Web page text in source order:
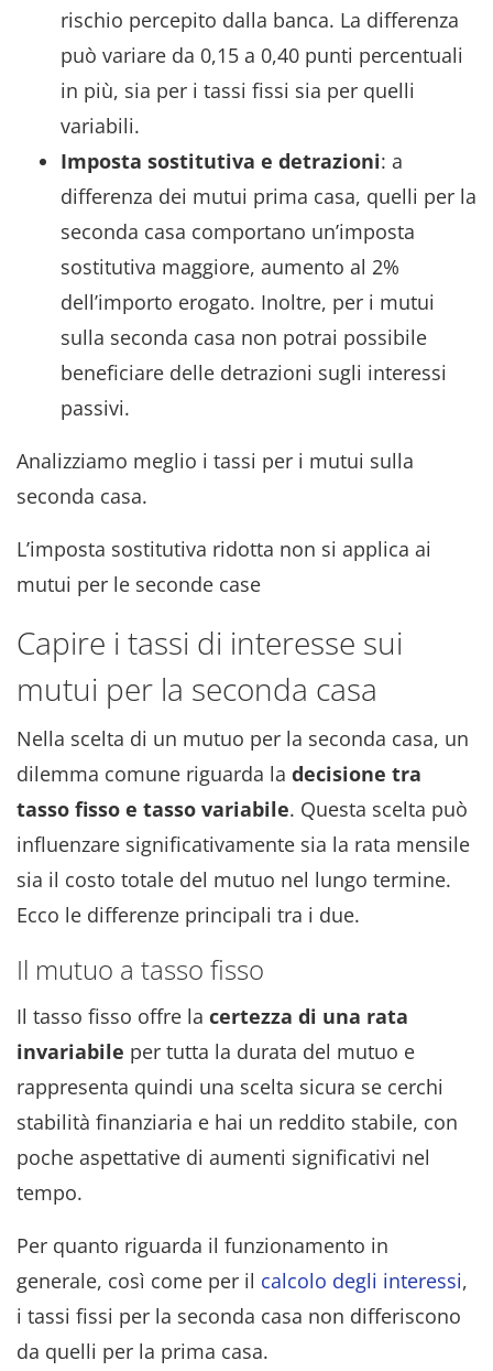
rischio percepito dalla banca. La differenza
può variare da 0,15 a 0,40 punti percentuali
in più, sia per i tassi fissi sia per quelli
variabili.
Imposta sostitutiva e detrazioni: a
differenza dei mutui prima casa, quelli per la
seconda casa comportano un’imposta
sostitutiva maggiore, aumento al 2%
dell’importo erogato. Inoltre, per i mutui
sulla seconda casa non potrai possibile
beneficiare delle detrazioni sugli interessi
passivi.
Analizziamo meglio i tassi per i mutui sulla
seconda casa.
L’imposta sostitutiva ridotta non si applica ai
mutui per le seconde case
Capire i tassi di interesse sui
mutui per la seconda casa
Nella scelta di un mutuo per la seconda casa, un
dilemma comune riguarda la decisione tra
tasso fisso e tasso variabile. Questa scelta può
influenzare significativamente sia la rata mensile
sia il costo totale del mutuo nel lungo termine.
Ecco le differenze principali tra i due.
Il mutuo a tasso fisso
Il tasso fisso offre la certezza di una rata
invariabile per tutta la durata del mutuo e
rappresenta quindi una scelta sicura se cerchi
stabilità finanziaria e hai un reddito stabile, con
poche aspettative di aumenti significativi nel
tempo.
Per quanto riguarda il funzionamento in
generale, così come per il calcolo degli interessi,
i tassi fissi per la seconda casa non differiscono
da quelli per la prima casa.